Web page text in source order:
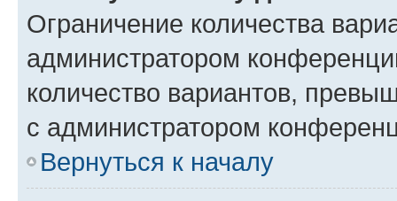
Ограничение количества
администратором
количество вариантов,
с администратором
Вернуться к началу